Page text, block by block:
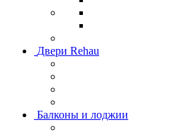
Двери Rehau
Балконы и лоджии